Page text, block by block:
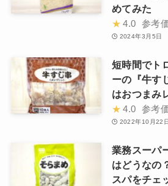
めてみた
★ 4.0 参考
2024年3月5日
短時間でト
ーの『牛す
はおつまみ
★ 4.0 参考
2022年10月22日
業務スーパ
はどうなの
スパをチェ